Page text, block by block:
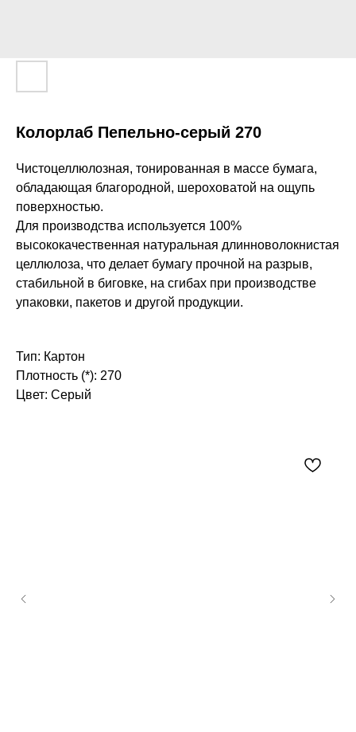
Колорлаб Пепельно-серый 270
Чистоцеллюлозная, тонированная в массе бумага,
обладающая благородной, шероховатой на ощупь
поверхностью.
Для производства используется 100%
высококачественная натуральная длинноволокнистая
целлюлоза, что делает бумагу прочной на разрыв,
стабильной в биговке, на сгибах при производстве
упаковки, пакетов и другой продукции.
Тип: Картон
Плотность (*): 270
Цвет: Серый